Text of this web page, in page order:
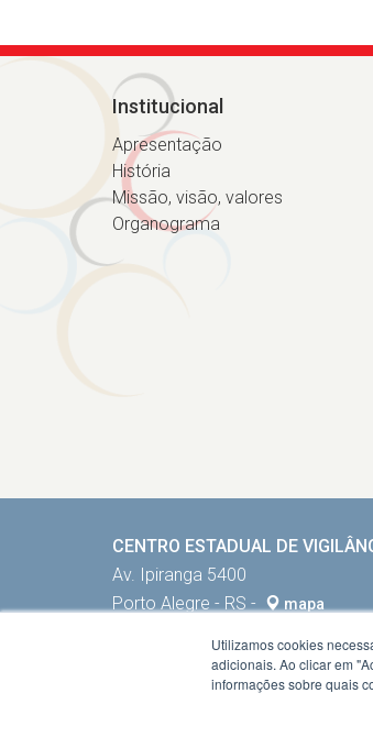
Institucional
Apresentação
História
Missão, visão, valores
Organograma
CENTRO ESTADUAL DE
Av. Ipiranga 5400
Porto Alegre - RS -
mapa
5132884002
Utilizamos cookies
adicionais. Ao clicar em
informações sobre quais